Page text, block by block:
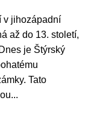
v jihozápadní
až do 13. století,
je Štýrský
Tato